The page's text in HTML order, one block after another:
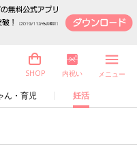
ん・育児 妊活
SHOP 内祝い メニュー